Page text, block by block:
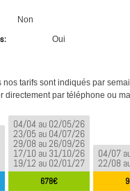
Non
Oui
nos tarifs sont indiqués par
directement par téléphone ou
04/04 au 02/05/26
23/05 au 04/07/26
29/08 au 26/09/26
17/10 au 31/10/26
19/12 au 02/01/27
678€
04/07
22/08